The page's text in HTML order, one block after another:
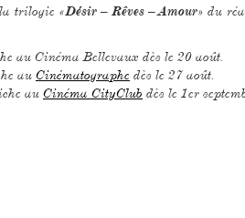
trilogie «Désir – Rêves – Amour» du
au Cinéma Bellevaux dès le 20 août.
au Cinématographe dès le 27 août.
au Cinéma CityClub dès le 1er